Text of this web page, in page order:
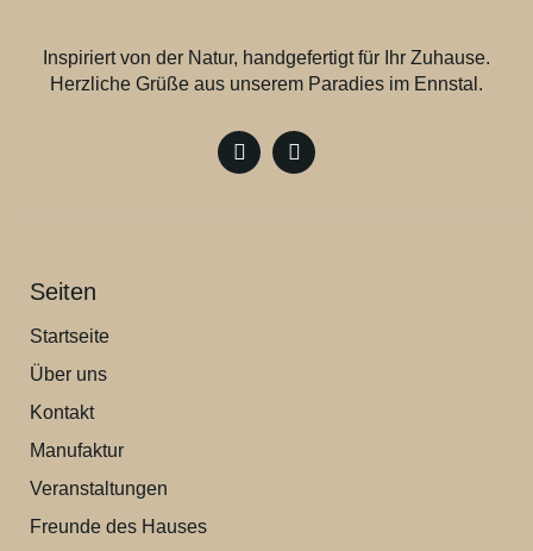
Inspiriert von der Natur, handgefertigt für Ihr Zuhause.
Herzliche Grüße aus unserem Paradies im Ennstal.
Seiten
Startseite
Über uns
Kontakt
Manufaktur
Veranstaltungen
Freunde des Hauses